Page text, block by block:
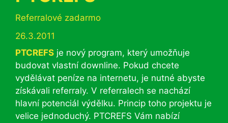
Rubriky
Referralové zadarmo
26.3.2011
PTCREFS je nový program, který umožňuje
budovat vlastní downline. Pokud chcete
vydělávat peníze na internetu, je nutné abyste
získávali referraly. V referralech se nachází
hlavní potenciál výdělku. Princip toho projektu je
velice jednoduchý. PTCREFS Vám nabízí